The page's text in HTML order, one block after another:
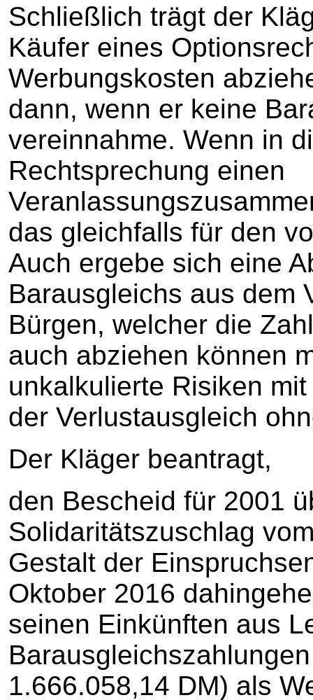
Schließlich trägt der
Käufer eines
Werbungskosten
dann, wenn er keine
vereinnahme. Wenn in
Rechtsprechung einen
das gleichfalls für den
Auch ergebe sich eine
Barausgleichs aus dem
Bürgen, welcher die
auch abziehen können
unkalkulierte Risiken
der Verlustausgleich
Der Kläger beantragt,
den Bescheid für 2001
Solidaritätszuschlag
Gestalt der
Oktober 2016
seinen Einkünften aus
1.666.058,14 DM) als